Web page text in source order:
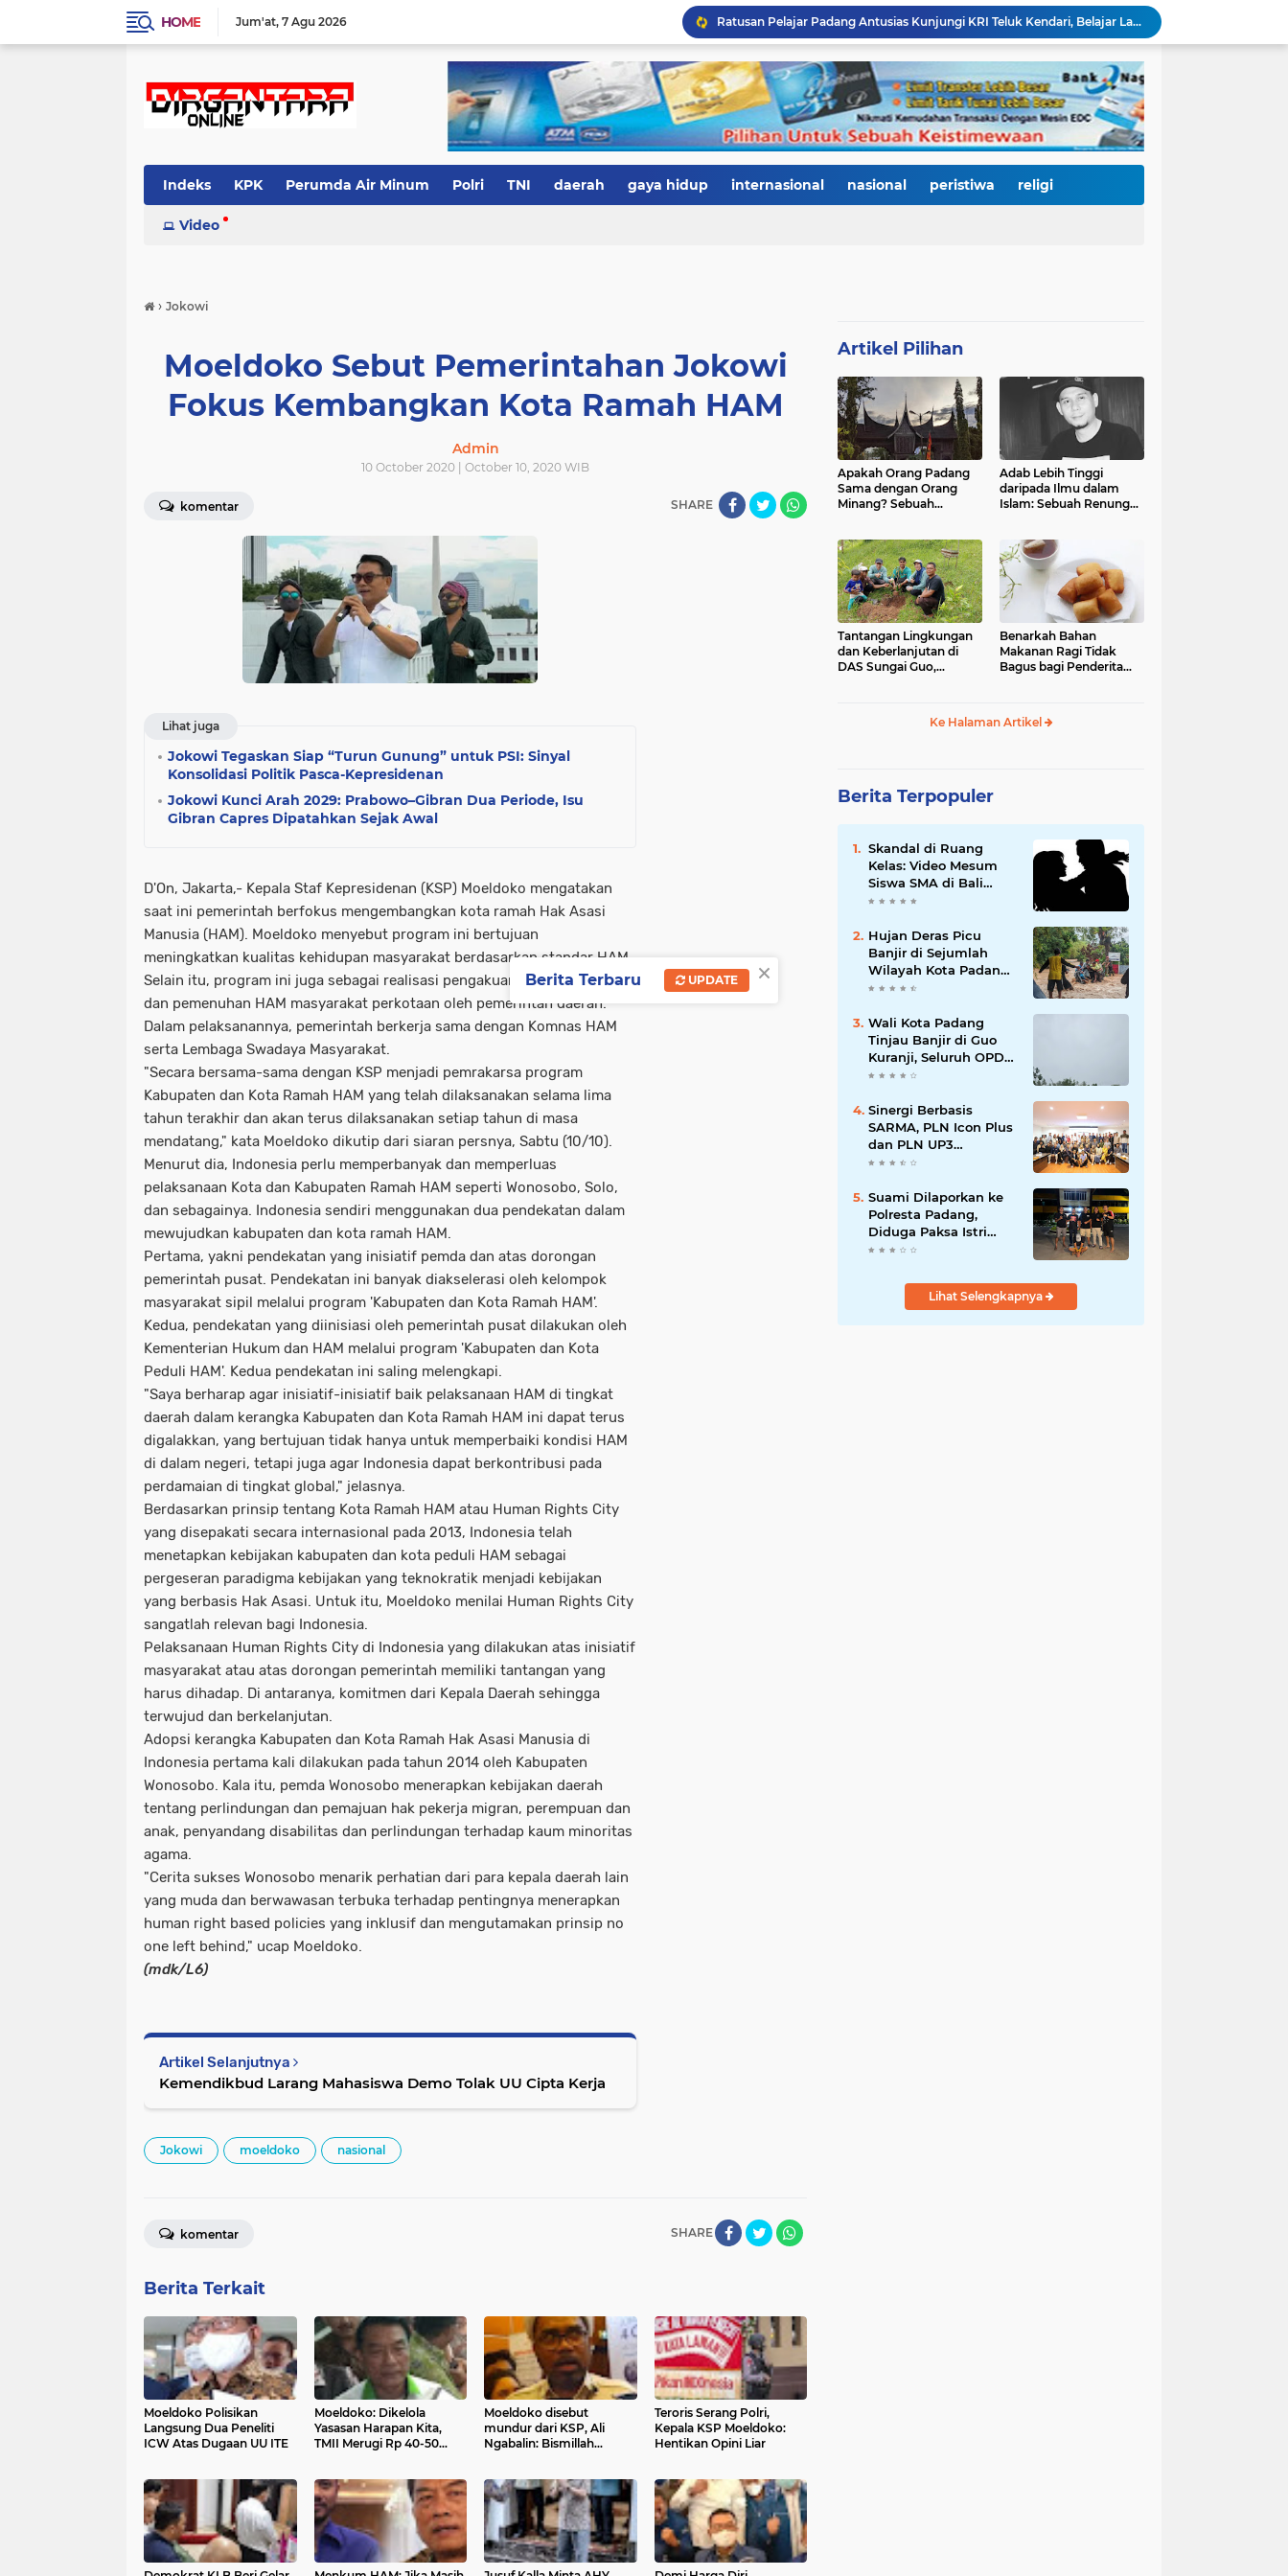
HOME Jum'at 7 Agu 2026
Ratusan Pelajar Padang Antusias Kunjungi KRI Teluk Kendari, Belajar Langsung Dunia Kemaritiman dan Pertahanan Negara
Ribuan Warga Padati Pantai Cimpago, Festival Pawai Telong-Telong HJK Padang ke-357 Tampilkan Semangat Budaya, Persatuan, dan Optimisme Menuju Kota Gastronomi Dunia
Ribuan Warga Padati Danau Cimpago, Festival Telong-Telong HJK Padang ke-357 Tuai Pujian dan Harapan untuk Terus Dilestarikan
Perkuat Tata Kelola Rumah Sakit Daerah, RS M. Djamil Dampingi RSUD dr. Sadikin Pariaman Wujudkan Layanan Kesehatan Berkualitas
Di Balik Gemerlap Telong-Telong, RS M. Djamil Menyalakan Cahaya Kesadaran Kesehatan untuk Warga Padang
Pascabanjir, PUPR Kota Padang Gerak Cepat Pulihkan Irigasi Pertanian di Kuranji dan Pauh, Pasokan Air Sawah Jadi Prioritas
Di Hari Jadi Kota Padang ke-357, Air Mata Wawako Maigus Nasir Tumpah Saat Menemui Lansia Sebatang Kara yang Bertahun-tahun Terbaring Sakit
Indeks KPK Perumda Air Minum Polri TNI daerah gaya hidup internasional nasional peristiwa religi
Video
› Jokowi
Moeldoko Sebut Pemerintahan Jokowi
Fokus Kembangkan Kota Ramah HAM
Admin
10 October 2020 | October 10, 2020 WIB
komentar SHARE
Lihat juga
Jokowi Tegaskan Siap “Turun Gunung” untuk PSI: Sinyal
Konsolidasi Politik Pasca-Kepresidenan
Jokowi Kunci Arah 2029: Prabowo–Gibran Dua Periode, Isu
Gibran Capres Dipatahkan Sejak Awal
D'On, Jakarta,- Kepala Staf Kepresidenan (KSP) Moeldoko mengatakan
saat ini pemerintah berfokus mengembangkan kota ramah Hak Asasi
Manusia (HAM). Moeldoko menyebut program ini bertujuan
meningkatkan kualitas kehidupan masyarakat berdasarkan standar HAM.
Selain itu, program ini juga sebagai realisasi pengakuan, penghormatan
dan pemenuhan HAM masyarakat perkotaan oleh pemerintah daerah.
Dalam pelaksanannya, pemerintah berkerja sama dengan Komnas HAM
serta Lembaga Swadaya Masyarakat.
"Secara bersama-sama dengan KSP menjadi pemrakarsa program
Kabupaten dan Kota Ramah HAM yang telah dilaksanakan selama lima
tahun terakhir dan akan terus dilaksanakan setiap tahun di masa
mendatang," kata Moeldoko dikutip dari siaran persnya, Sabtu (10/10).
Menurut dia, Indonesia perlu memperbanyak dan memperluas
pelaksanaan Kota dan Kabupaten Ramah HAM seperti Wonosobo, Solo,
dan sebagainya. Indonesia sendiri menggunakan dua pendekatan dalam
mewujudkan kabupaten dan kota ramah HAM.
Pertama, yakni pendekatan yang inisiatif pemda dan atas dorongan
pemerintah pusat. Pendekatan ini banyak diakselerasi oleh kelompok
masyarakat sipil melalui program 'Kabupaten dan Kota Ramah HAM'.
Kedua, pendekatan yang diinisiasi oleh pemerintah pusat dilakukan oleh
Kementerian Hukum dan HAM melalui program 'Kabupaten dan Kota
Peduli HAM'. Kedua pendekatan ini saling melengkapi.
"Saya berharap agar inisiatif-inisiatif baik pelaksanaan HAM di tingkat
daerah dalam kerangka Kabupaten dan Kota Ramah HAM ini dapat terus
digalakkan, yang bertujuan tidak hanya untuk memperbaiki kondisi HAM
di dalam negeri, tetapi juga agar Indonesia dapat berkontribusi pada
perdamaian di tingkat global," jelasnya.
Berdasarkan prinsip tentang Kota Ramah HAM atau Human Rights City
yang disepakati secara internasional pada 2013, Indonesia telah
menetapkan kebijakan kabupaten dan kota peduli HAM sebagai
pergeseran paradigma kebijakan yang teknokratik menjadi kebijakan
yang berbasis Hak Asasi. Untuk itu, Moeldoko menilai Human Rights City
sangatlah relevan bagi Indonesia.
Pelaksanaan Human Rights City di Indonesia yang dilakukan atas inisiatif
masyarakat atau atas dorongan pemerintah memiliki tantangan yang
harus dihadap. Di antaranya, komitmen dari Kepala Daerah sehingga
terwujud dan berkelanjutan.
Adopsi kerangka Kabupaten dan Kota Ramah Hak Asasi Manusia di
Indonesia pertama kali dilakukan pada tahun 2014 oleh Kabupaten
Wonosobo. Kala itu, pemda Wonosobo menerapkan kebijakan daerah
tentang perlindungan dan pemajuan hak pekerja migran, perempuan dan
anak, penyandang disabilitas dan perlindungan terhadap kaum minoritas
agama.
"Cerita sukses Wonosobo menarik perhatian dari para kepala daerah lain
yang muda dan berwawasan terbuka terhadap pentingnya menerapkan
human right based policies yang inklusif dan mengutamakan prinsip no
one left behind," ucap Moeldoko.
(mdk/L6)
Artikel Selanjutnya
Kemendikbud Larang Mahasiswa Demo Tolak UU Cipta Kerja
Jokowi moeldoko nasional
SHARE
komentar
Berita Terkait
Moeldoko Polisikan
Langsung Dua Peneliti
ICW Atas Dugaan UU ITE
Moeldoko: Dikelola
Yasasan Harapan Kita,
TMII Merugi Rp 40-50
Moeldoko disebut
mundur dari KSP, Ali
Ngabalin: Bismillah
Teroris Serang Polri,
Kepala KSP Moeldoko:
Hentikan Opini Liar
Artikel Pilihan
Apakah Orang Padang
Sama dengan Orang
Minang? Sebuah
Adab Lebih Tinggi
daripada Ilmu dalam
Islam: Sebuah Renungan
Tantangan Lingkungan
dan Keberlanjutan di
DAS Sungai Guo,
Benarkah Bahan
Makanan Ragi Tidak
Bagus bagi Penderita
Ke Halaman Artikel
Berita Terpopuler
Skandal di Ruang
Kelas: Video Mesum
Siswa SMA di Bali
Viral, Hukuman dan
Mengikuti
Hujan Deras Picu
Banjir di Sejumlah
Wilayah Kota Padang,
Warga Dievakuasi dan
Banjir Susulan
Wali Kota Padang
Tinjau Banjir di Guo
Kuranji, Seluruh OPD
Disiagakan dan
Dipercepat
Sinergi Berbasis
SARMA, PLN Icon Plus
dan PLN UP3
Tanjungpinang
Strategis
Suami Dilaporkan ke
Polresta Padang,
Diduga Paksa Istri
Layani Pria Lain
Lihat Selengkapnya
×
Berita Terbaru UPDATE